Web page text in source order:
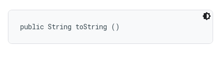
public String toString ()